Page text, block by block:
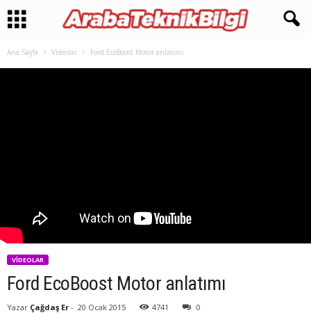
Ana Sayfa Videolar Ford EcoBoost Motor anlatımı
VIDEOLAR
Ford EcoBoost Motor anlatımı
Yazar Çağdaş Er - 20 Ocak 2015 4741 0